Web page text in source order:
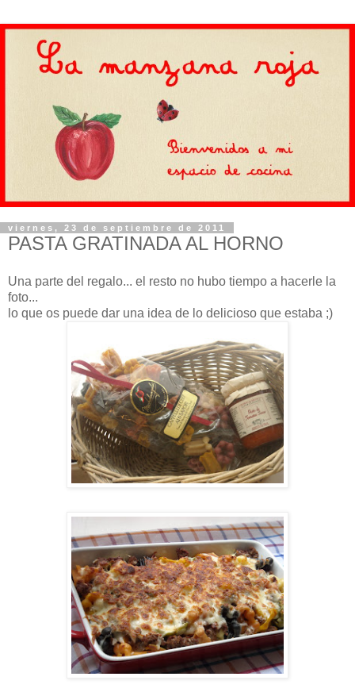
viernes, 23 de septiembre de 2011
PASTA GRATINADA AL HORNO
Una parte del regalo... el resto no hubo tiempo a hacerle la
foto...
lo que os puede dar una idea de lo delicioso que estaba ;)